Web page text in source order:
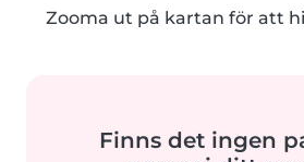
Zooma ut på kartan för att
Finns det ingen